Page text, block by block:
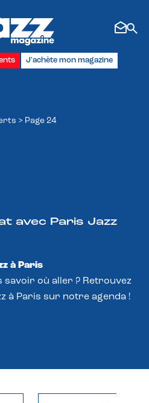
J'achète mon magazine
> Page 24
avec Paris Jazz
à Paris
savoir où aller ? Retrouvez
à Paris sur notre agenda !